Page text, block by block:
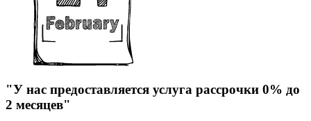
"У нас предоставляется услуга рассрочки 0% до
2 месяцев"